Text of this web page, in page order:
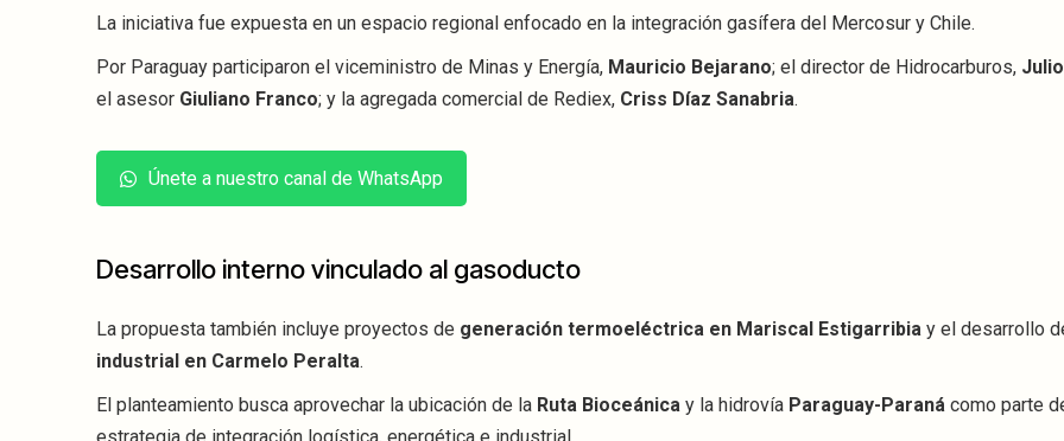
La iniciativa fue expuesta en un espacio regional enfocado en la integración gasífera del Mercosur y Chile.
Por Paraguay participaron el viceministro de Minas y Energía, Mauricio Bejarano; el director de Hidrocarburos,
el asesor Giuliano Franco; y la agregada comercial de Rediex, Criss Díaz Sanabria.
Únete a nuestro canal de WhatsApp
Desarrollo interno vinculado al gasoducto
La propuesta también incluye proyectos de generación termoeléctrica en Mariscal Estigarribia y el desarrollo
industrial en Carmelo Peralta.
El planteamiento busca aprovechar la ubicación de la Ruta Bioceánica y la hidrovía Paraguay-Paraná como parte